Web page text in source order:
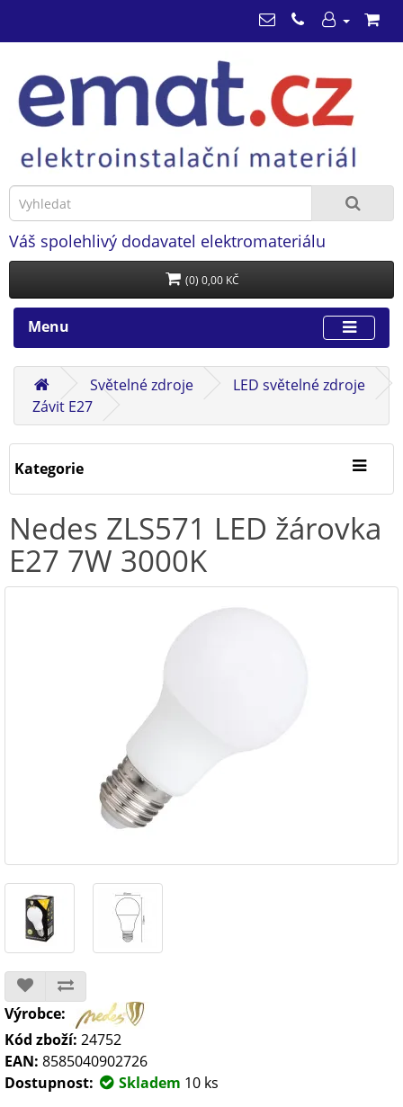
Váš spolehlivý dodavatel elektromateriálu
(0) 0,00 KČ
Menu
Světelné zdroje
LED světelné zdroje
Závit E27
Kategorie
Nedes ZLS571 LED žárovka
E27 7W 3000K
Výrobce:
Kód zboží: 24752
EAN: 8585040902726
Dostupnost:
Skladem 10 ks